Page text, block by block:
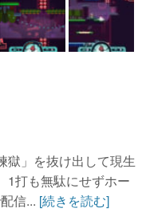
獄」を抜け出して現生
1打も無駄にせずホー
信... [続きを読む]